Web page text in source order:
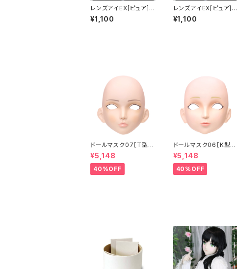
レンズアイEX[ピュア]イ
エロー Lens Eye EX
[PURE]yellow
¥1,100
レンズアイEX[ピュア]ブ
ルー Lens Eye EX[PU
RE]blue
¥1,100
ドールマスク07［T型］
化粧目穴処理済 MASK
07 [DOLL T] Openin
g eye hole and mak
e up
¥5,148
40%OFF
ドールマスク06［K型］
化粧目穴処理 MASK0
6 [DOLL K] Opening
eye hole and make
up
¥5,148
40%OFF